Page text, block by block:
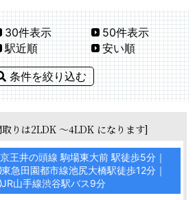
30件表示
50件表示
駅近順 安い順
条件を絞り込む
りは2LDK ～4LDK になります]
京王井の頭線 駒場東大前 駅徒歩5分｜
東急田園都市線池尻大橋駅徒歩12分｜
JR山手線渋谷駅バス9分